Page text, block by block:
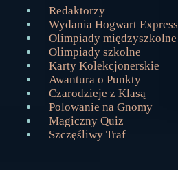
Redaktorzy
Wydania Hogwart Express
Olimpiady międzyszkolne
Olimpiady szkolne
Karty Kolekcjonerskie
Awantura o Punkty
Czarodzieje z Klasą
Polowanie na Gnomy
Magiczny Quiz
Szczęśliwy Traf